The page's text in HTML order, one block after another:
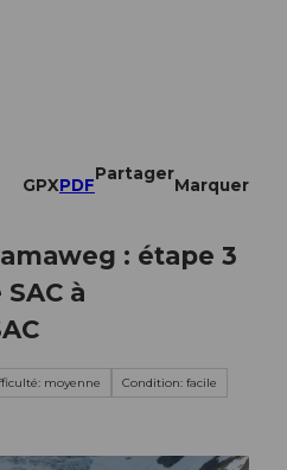
GPXPDF
Partager
Marquer
: étape 3
à
moyenne
Condition: facile